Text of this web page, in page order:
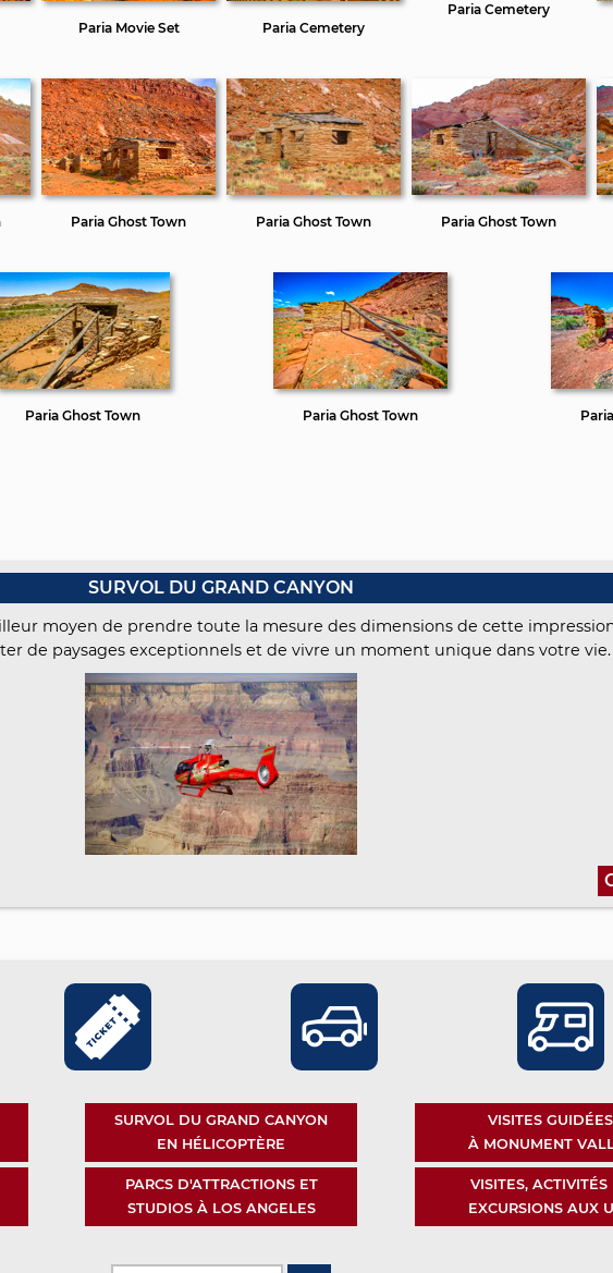
Paria Movie Set Paria Cemetery
Paria Cemetery
Paria Ghost Town Paria Ghost Town Paria Ghost Town
Paria Ghost Town Paria Ghost Town
SURVOL DU GRAND CANYON
moyen de prendre toute la mesure des dimensions de cette
de paysages exceptionnels et de vivre un moment unique dans votre vie.
SURVOL DU GRAND CANYON
EN HÉLICOPTÈRE
VISITES GUIDÉES
À MONUMENT
PARCS D'ATTRACTIONS ET
STUDIOS À LOS ANGELES
VISITES, ACTIVITÉS
EXCURSIONS AUX